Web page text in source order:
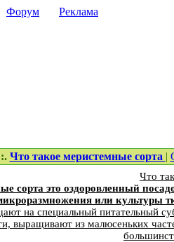
Форум
Реклама
Что такое меристемные сорта |
Что
сорта это оздоровленный
или культуры
на специальный питательный
выращивают из малюсеньких